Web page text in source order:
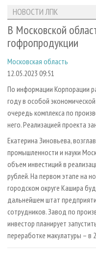
ЛЕСОЗАГОТОВКА
ЛЕСОПИЛЕНИЕ
СУШКА ДРЕВЕСИНЫ
ПРОИЗВОДСТВО
ДЕРЕВЯННОЕ
ПРОИЗВОДСТВО
БИОЭНЕРГЕТИКА
ЦБП
ИНСТРУМЕНТ И
НОВОСТИ ЛПК
НОВОСТИ ЖУРНАЛА
ПРОЕКТЫ ЛПИ
АНАЛИТИКА
ПРЕДПРИЯТИЯ ЛПК
ПЕРСОНЫ
МОБИЛЬНЫЕ ВЫСТАВКИ
ОФИЦИАЛЬНЫЕ
ПРИОРИТЕТНЫЕ
RUSSIAN FORESTRY
ГАЗЕТА
БИБЛИОТЕКА
АРХИВ
АРХИВ ЖУРНАЛОВ
О ЖУРНАЛЕ
ПОДПИСКА
КОНТАКТЫ
РЕКЛАМОДАТЕЛЯМ
РЕКЛАМА
РЕКЛАМА НА САЙТЕ
НОВОСТИ ЛПК
В Московской
гофропродукции
Московская область
12.05.2023 09:51
По информации Корпорации
году в особой
очередь комплекса по
него. Реализацией проекта
Екатерина Зиновьева,
промышленности и науки
объем инвестиций в
рублей. На первом этапе на
городском округе Кашира
дальнейшем штат
сотрудников. Завод по
инвестор планирует
переработке макулатуры – в